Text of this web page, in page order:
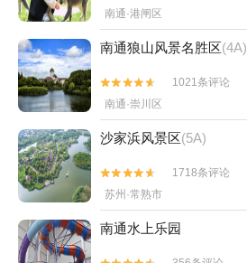
南通·港闸区
南通狼山风景名胜区(4A)


1021条评论
南通·崇川区
沙家浜风景区(5A)


1718条评论
苏州·常熟市
南通水上乐园